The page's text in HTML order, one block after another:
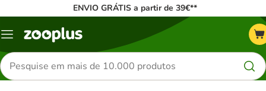
ENVIO GRÁTIS a partir de 39€**
Menu
Pesquisar
produtos